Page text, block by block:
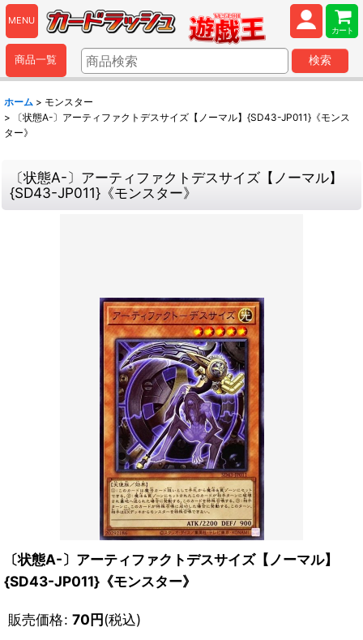
MENU
カート
商品一覧 検索
ホーム > モンスター
>
〔状態A-〕アーティファクトデスサイズ【ノーマル】{SD43-JP011}《モンス
ター》
〔状態A-〕アーティファクトデスサイズ【ノーマル】
{SD43-JP011}《モンスター》
〔状態A-〕アーティファクトデスサイズ【ノーマル】
{SD43-JP011}《モンスター》
販売価格: 70円(税込)